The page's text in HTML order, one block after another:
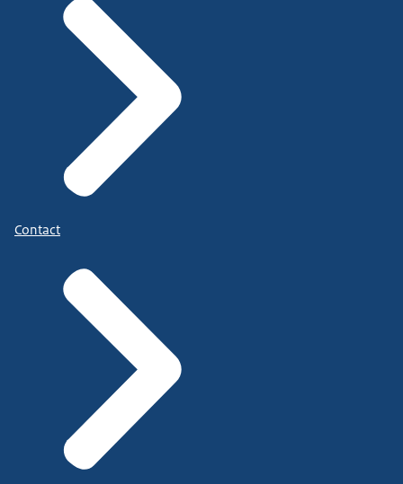
Contact